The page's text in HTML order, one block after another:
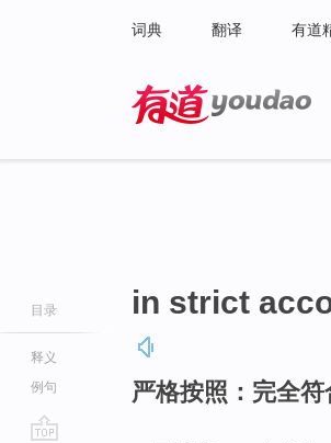
词典 翻译 有道
目录
释义
例句
in strict
严格按照：完全